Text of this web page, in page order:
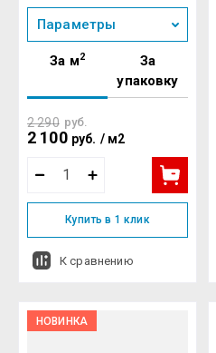
Параметры
За м2
За
упаковку
2 290 руб.
2 100 руб. / м2
Купить в 1 клик
К сравнению
НОВИНКА